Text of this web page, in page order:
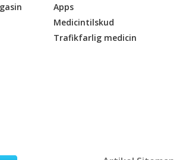
Apps
Medicintilskud
Trafikfarlig medicin